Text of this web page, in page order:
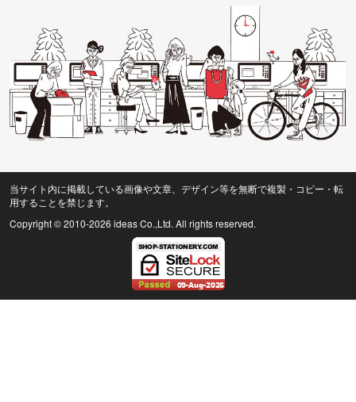
当サイト内に掲載している画像や文章、デザイン等を無断で複製・コピー・転
用することを禁じます。
Copyright © 2010-2026 ideas Co.,Ltd. All rights reserved.